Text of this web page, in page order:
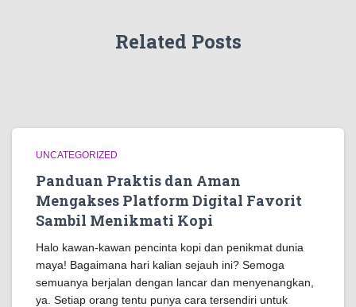
Related Posts
UNCATEGORIZED
Panduan Praktis dan Aman
Mengakses Platform Digital Favorit
Sambil Menikmati Kopi
Halo kawan-kawan pencinta kopi dan penikmat dunia
maya! Bagaimana hari kalian sejauh ini? Semoga
semuanya berjalan dengan lancar dan menyenangkan,
ya. Setiap orang tentu punya cara tersendiri untuk